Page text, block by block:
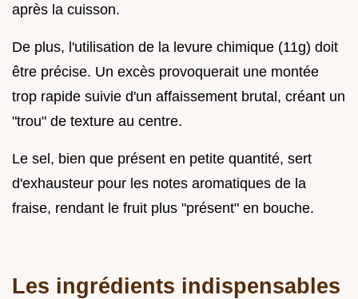
après la cuisson.
De plus, l'utilisation de la levure chimique (11g) doit
être précise. Un excès provoquerait une montée
trop rapide suivie d'un affaissement brutal, créant un
"trou" de texture au centre.
Le sel, bien que présent en petite quantité, sert
d'exhausteur pour les notes aromatiques de la
fraise, rendant le fruit plus "présent" en bouche.
Les ingrédients indispensables